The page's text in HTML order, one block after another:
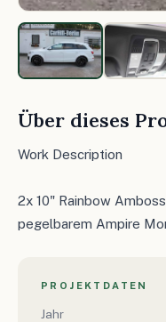
Über dieses
Work Description
2x 10" Rainbow
pegelbarem Ampire
PROJEKTDATEN
Jahr